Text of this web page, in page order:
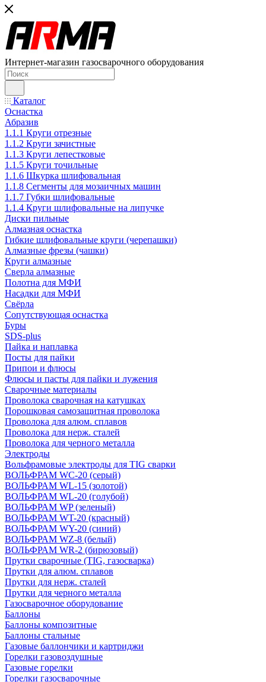
Интернет-магазин газосварочного оборудования
Каталог
Оснастка
Абразив
1.1.1 Круги отрезные
1.1.2 Круги зачистные
1.1.3 Круги лепестковые
1.1.5 Круги точильные
1.1.6 Шкурка шлифовальная
1.1.8 Сегменты для мозаичных машин
1.1.7 Губки шлифовальные
1.1.4 Круги шлифовальные на липучке
Диски пильные
Алмазная оснастка
Гибкие шлифовальные круги (черепашки)
Алмазные фрезы (чашки)
Круги алмазные
Сверла алмазные
Полотна для МФИ
Насадки для МФИ
Свёрла
Сопутствующая оснастка
Буры
SDS-plus
Пайка и наплавка
Посты для пайки
Припои и флюсы
Флюсы и пасты для пайки и лужения
Сварочные материалы
Проволока сварочная на катушках
Порошковая самозащитная проволока
Проволока для алюм. сплавов
Проволока для нерж. сталей
Проволока для черного металла
Электроды
Вольфрамовые электроды для TIG сварки
ВОЛЬФРАМ WC-20 (серый)
ВОЛЬФРАМ WL-15 (золотой)
ВОЛЬФРАМ WL-20 (голубой)
ВОЛЬФРАМ WP (зеленый)
ВОЛЬФРАМ WT-20 (красный)
ВОЛЬФРАМ WY-20 (синий)
ВОЛЬФРАМ WZ-8 (белый)
ВОЛЬФРАМ WR-2 (бирюзовый)
Прутки сварочные (TIG, газосварка)
Прутки для алюм. сплавов
Прутки для нерж. сталей
Прутки для черного металла
Газосварочное оборудование
Баллоны
Баллоны композитные
Баллоны стальные
Газовые баллончики и картриджи
Горелки газовоздушные
Газовые горелки
Горелки газосварочные